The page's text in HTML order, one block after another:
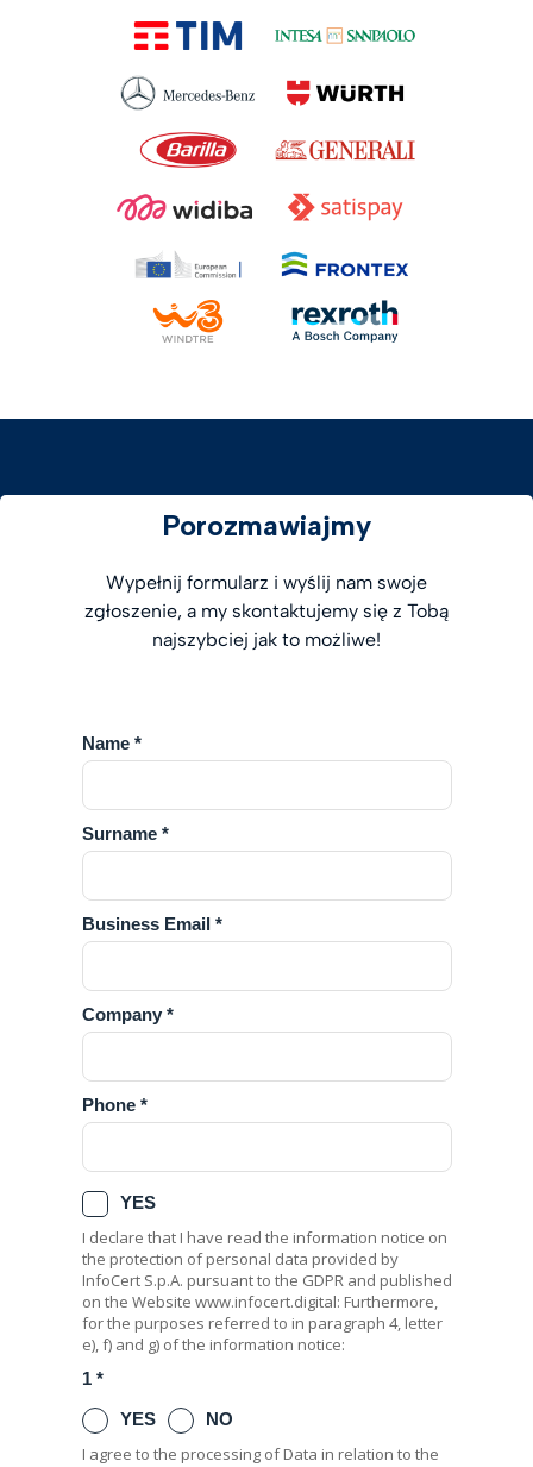
Porozmawiajmy
Wypełnij formularz i wyślij nam swoje
zgłoszenie, a my skontaktujemy się z Tobą
najszybciej jak to możliwe!